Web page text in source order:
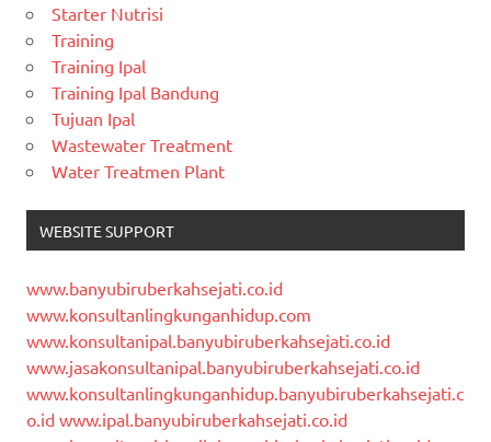
Starter Nutrisi
Training
Training Ipal
Training Ipal Bandung
Tujuan Ipal
Wastewater Treatment
Water Treatmen Plant
WEBSITE SUPPORT
www.banyubiruberkahsejati.co.id
www.konsultanlingkunganhidup.com
www.konsultanipal.banyubiruberkahsejati.co.id
www.jasakonsultanipal.banyubiruberkahsejati.co.id
www.konsultanlingkunganhidup.banyubiruberkahsejati.c
o.id www.ipal.banyubiruberkahsejati.co.id